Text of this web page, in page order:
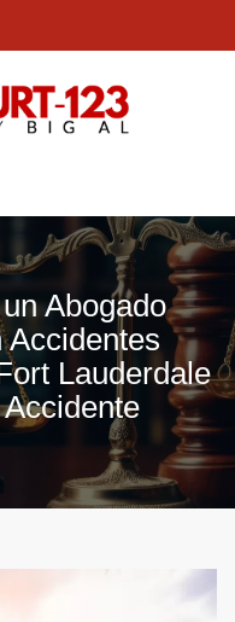
Abogado
Accidentes
Lauderdale